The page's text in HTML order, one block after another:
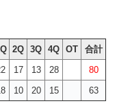
2Q 3Q 4Q OT
合計
17 13 28
80
10 20 15 63